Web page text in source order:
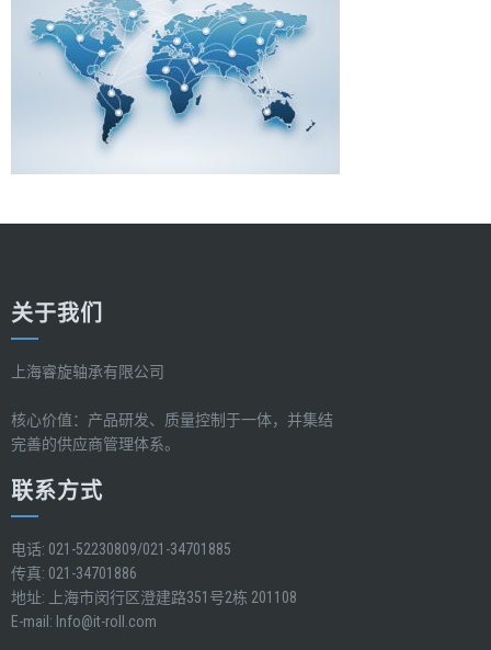
关于我们
上海睿旋轴承有限公司
核心价值：产品研发、质量控制于一体，并集结
完善的供应商管理体系。
联系方式
电话: 021-52230809/021-34701885
传真: 021-34701886
地址: 上海市闵行区澄建路351号2栋 201108
E-mail: Info@it-roll.com